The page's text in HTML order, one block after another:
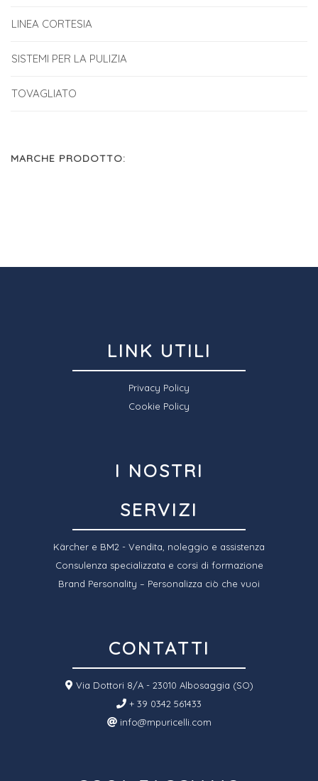
LINEA CORTESIA
SISTEMI PER LA PULIZIA
TOVAGLIATO
MARCHE PRODOTTO:
LINK UTILI
Privacy Policy
Cookie Policy
I NOSTRI
SERVIZI
Kärcher e BM2 - Vendita, noleggio e assistenza
Consulenza specializzata e corsi di formazione
Brand Personality – Personalizza ciò che vuoi
CONTATTI
Via Dottori 8/A - 23010 Albosaggia (SO)
+ 39 0342 561433
info@mpuricelli.com